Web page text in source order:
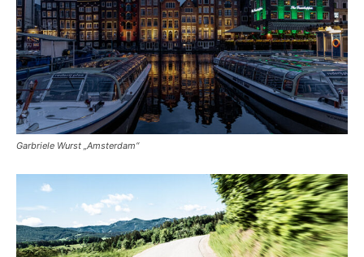
Garbriele Wurst „Amsterdam“